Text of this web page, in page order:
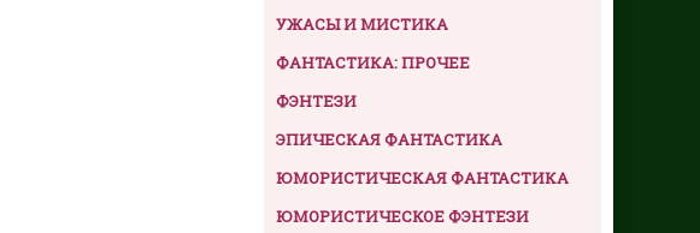
УЖАСЫ И МИСТИКА
ФАНТАСТИКА: ПРОЧЕЕ
ФЭНТЕЗИ
ЭПИЧЕСКАЯ ФАНТАСТИКА
ЮМОРИСТИЧЕСКАЯ ФАНТАСТИКА
ЮМОРИСТИЧЕСКОЕ ФЭНТЕЗИ